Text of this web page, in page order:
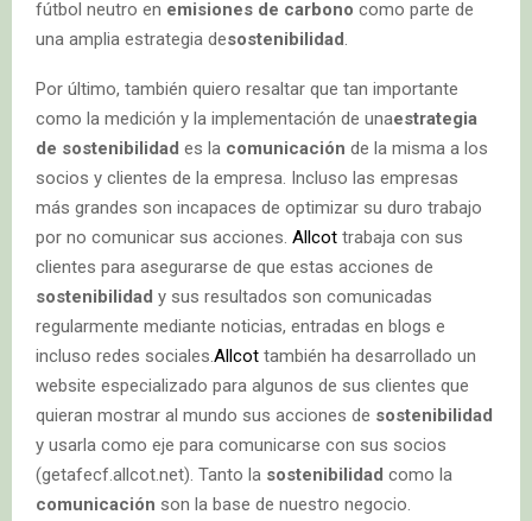
fútbol neutro en emisiones de carbono como parte de
una amplia estrategia desostenibilidad
Por último, también quiero resaltar que tan importante
como la medición y la implementación de unaestrategia
de sostenibilidad es la comunicación de la misma a los
socios y clientes de la empresa. Incluso las empresas
más grandes son incapaces de optimizar su duro trabajo
por no comunicar sus acciones. Allcot trabaja con sus
clientes para asegurarse de que estas acciones de
sostenibilidad y sus resultados son comunicadas
regularmente mediante noticias, entradas en blogs e
incluso redes sociales. Allcot también ha desarrollado un
website especializado para algunos de sus clientes que
quieran mostrar al mundo sus acciones de sostenibilidad
y usarla como eje para comunicarse con sus socios
(getafecf.allcot.net). Tanto la sostenibilidad como la
comunicación son la base de nuestro negocio.